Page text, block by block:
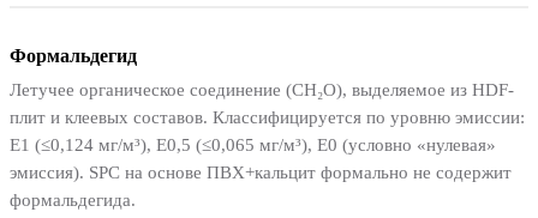
Формальдегид
Летучее органическое соединение (CH₂O), выделяемое из HDF-
плит и клеевых составов. Классифицируется по уровню эмиссии:
E1 (≤0,124 мг/м³), E0,5 (≤0,065 мг/м³), E0 (условно «нулевая»
эмиссия). SPC на основе ПВХ+кальцит формально не содержит
формальдегида.